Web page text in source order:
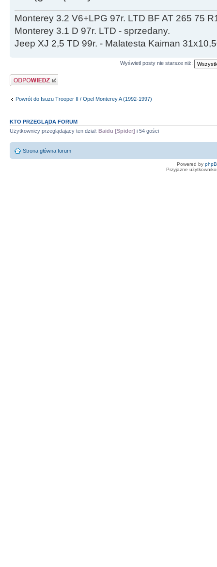
Monterey 3.2 V6+LPG 97r. LTD BF AT 265 75
Monterey 3.1 D 97r. LTD - sprzedany.
Jeep XJ 2,5 TD 99r. - Malatesta Kaiman
Wyświetl posty nie starsze niż:
Odpowiedz
Powrót do Isuzu Trooper II / Opel Monterey A (1992-1997)
KTO PRZEGLĄDA FORUM
Użytkownicy przeglądający ten dział: Baidu [Spider] i 54 gości
Strona główna forum
Powered by
Przyjazne